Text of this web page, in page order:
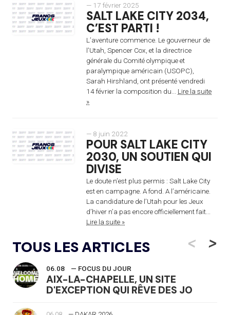
— 17 février 2025
SALT LAKE CITY 2034,
C’EST PARTI !
L’aventure commence. Le gouverneur de
l’Utah, Spencer Cox, et la directrice
générale du Comité olympique et
paralympique américain (USOPC),
Sarah Hirshland, ont présenté vendredi
14 février la composition du... Lire la suite
»
— 8 juin 2022
POUR SALT LAKE CITY
2030, UN SOUTIEN QUI
DIVISE
Le doute n’est plus permis : Salt Lake City
est en campagne. A fond. A l’américaine.
La candidature de l’Utah pour les Jeux
d’hiver n’a pas encore officiellement fait...
Lire la suite »
TOUS LES ARTICLES <
06.08 — FOCUS DU JOUR
AIX-LA-CHAPELLE, UN SITE
D'EXCEPTION QUI RÊVE DES JO
>